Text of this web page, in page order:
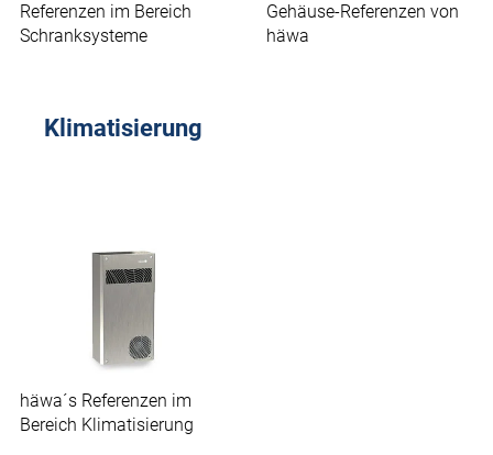
Referenzen im Bereich
Schranksysteme
Gehäuse-Referenzen von
häwa
Klimatisierung
häwa´s Referenzen im
Bereich Klimatisierung